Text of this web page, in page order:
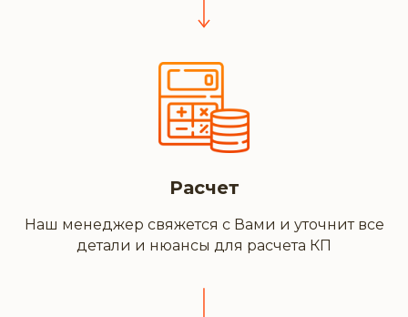
Расчет
Наш менеджер свяжется с Вами и уточнит все
детали и нюансы для расчета КП